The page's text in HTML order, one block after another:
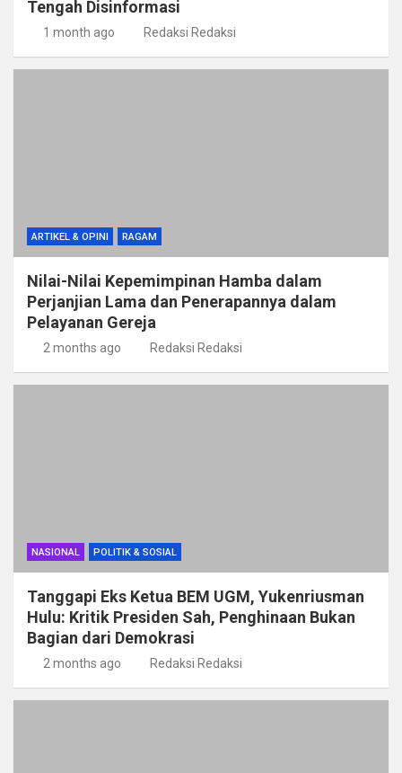
Tengah Disinformasi
1 month ago Redaksi Redaksi
ARTIKEL & OPINI RAGAM
Nilai-Nilai Kepemimpinan Hamba dalam
Perjanjian Lama dan Penerapannya dalam
Pelayanan Gereja
2 months ago Redaksi Redaksi
NASIONAL POLITIK & SOSIAL
Tanggapi Eks Ketua BEM UGM, Yukenriusman
Hulu: Kritik Presiden Sah, Penghinaan Bukan
Bagian dari Demokrasi
2 months ago Redaksi Redaksi